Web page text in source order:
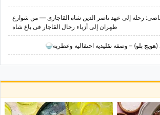
رحله إلى عهد ناصر الدین شاه القاجاری — من شوارع
طهران إلى أزیاء رجال القاجار فی باغ شاه
(هویج پلو) – وصفه تقلیدیه احتفالیه وعطریه🍚